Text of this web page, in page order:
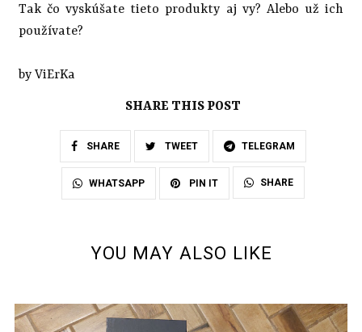
Tak čo vyskúšate tieto produkty aj vy? Alebo už ich
používate?
by ViErKa
SHARE THIS POST
SHARE TWEET TELEGRAM
WHATSAPP PIN IT SHARE
YOU MAY ALSO LIKE